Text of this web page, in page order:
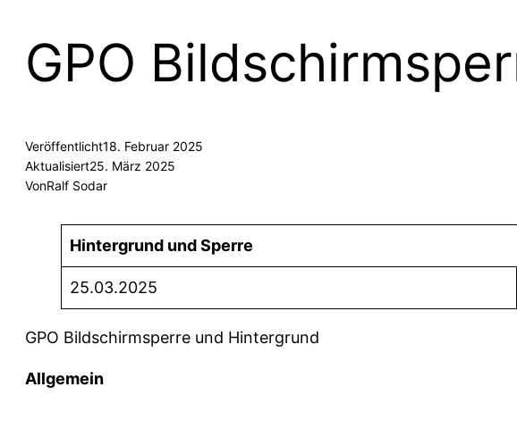
GPO
Veröffentlicht18. Februar 2025
Aktualisiert25. März 2025
VonRalf Sodar
Hintergrund und Sperre
25.03.2025
GPO Bildschirmsperre und Hintergrund
Allgemein